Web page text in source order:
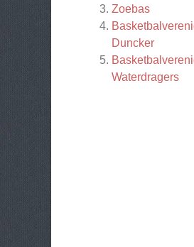
Zoebas
Duncker
Waterdragers